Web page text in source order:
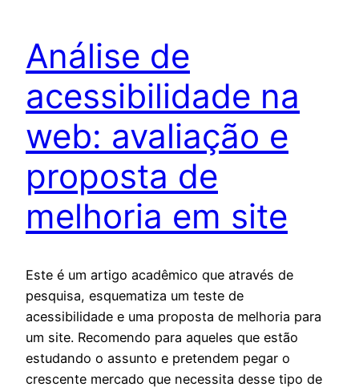
Análise de
acessibilidade na
web: avaliação e
proposta de
melhoria em site
Este é um artigo acadêmico que através de
pesquisa, esquematiza um teste de
acessibilidade e uma proposta de melhoria para
um site. Recomendo para aqueles que estão
estudando o assunto e pretendem pegar o
crescente mercado que necessita desse tipo de